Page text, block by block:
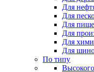
Для
Для
Для
Для
Для
Для
По типу